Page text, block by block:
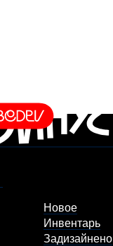
Новое
Инвентарь
Задизайнено